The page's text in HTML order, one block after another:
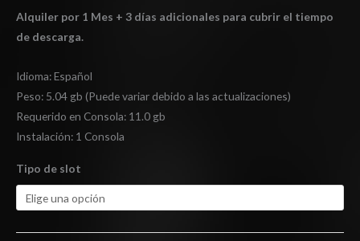
Alquiler por 1 Mes + 3 días adicionales para cubrir el tiempo
de descarga.
Idioma: Español
Peso: 5.04 gb (Puede variar debido a las actualizaciones)
Requerido en Consola: 11.0 gb
Instalación: 1 Consola
Tipo de slot